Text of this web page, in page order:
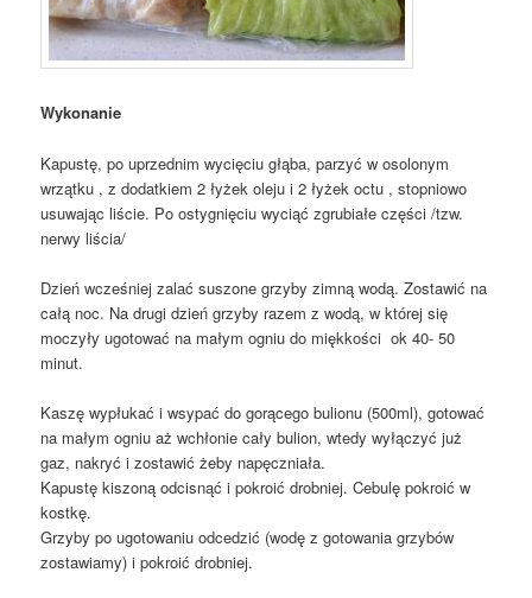
Wykonanie
Kapustę, po uprzednim wycięciu głąba, parzyć w osolonym
wrzątku , z dodatkiem 2 łyżek oleju i 2 łyżek octu , stopniowo
usuwając liście. Po ostygnięciu wyciąć zgrubiałe części /tzw.
nerwy liścia/
Dzień wcześniej zalać suszone grzyby zimną wodą. Zostawić na
całą noc. Na drugi dzień grzyby razem z wodą, w której się
moczyły ugotować na małym ogniu do miękkości ok 40- 50
minut.
Kaszę wypłukać i wsypać do gorącego bulionu (500ml), gotować
na małym ogniu aż wchłonie cały bulion, wtedy wyłączyć już
gaz, nakryć i zostawić żeby napęczniała.
Kapustę kiszoną odcisnąć i pokroić drobniej. Cebulę pokroić w
kostkę.
Grzyby po ugotowaniu odcedzić (wodę z gotowania grzybów
zostawiamy) i pokroić drobniej.